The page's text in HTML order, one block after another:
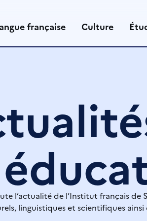
française Culture
l’actualité de l’Institut français de
linguistiques et scientifiques ainsi